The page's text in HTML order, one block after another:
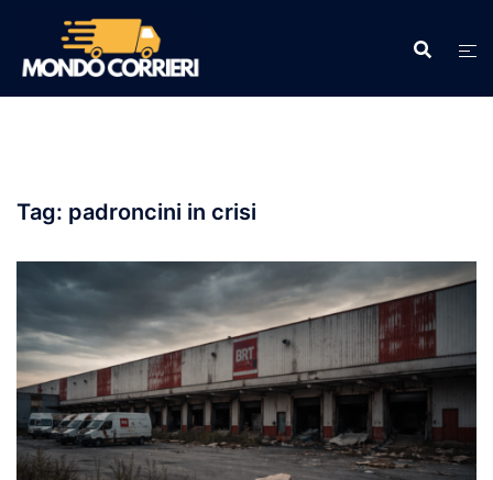
contenuto
Tag: padroncini in crisi